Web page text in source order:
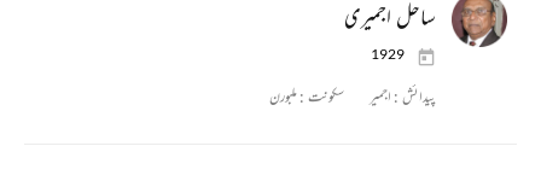
ساحل اجمیری
1929
پیدائش : اجمیر سکونت :ملبورن